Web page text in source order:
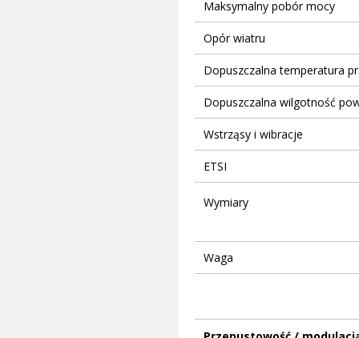
Maksymalny pobór mocy
Opór wiatru
Dopuszczalna temperatura
Dopuszczalna wilgotność
Wstrząsy i wibracje
ETSI
Wymiary
Waga